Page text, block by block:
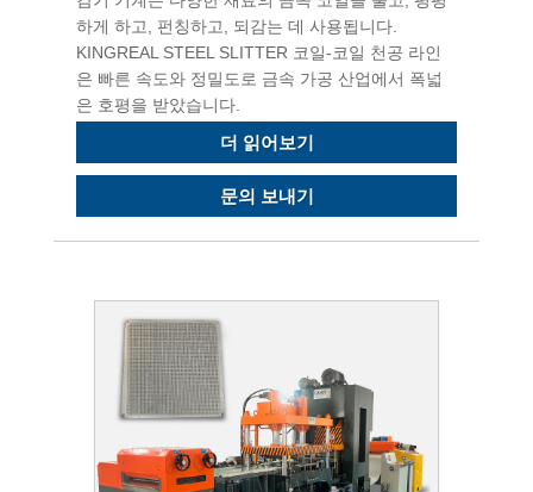
하게 하고, 펀칭하고, 되감는 데 사용됩니다.
KINGREAL STEEL SLITTER 코일-코일 천공 라인
은 빠른 속도와 정밀도로 금속 가공 산업에서 폭넓
은 호평을 받았습니다.
더 읽어보기
문의 보내기